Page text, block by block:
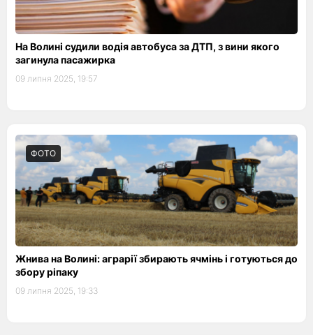
На Волині судили водія автобуса за ДТП, з вини якого
загинула пасажирка
09 липня 2025, 19:57
ФОТО
Жнива на Волині: аграрії збирають ячмінь і готуються до
збору ріпаку
09 липня 2025, 19:33